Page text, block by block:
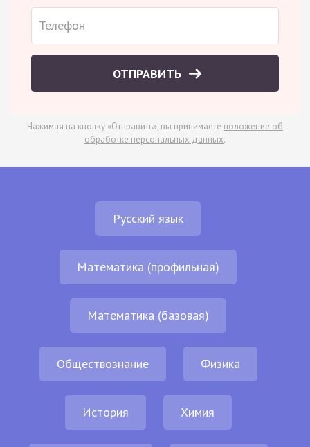
ОТПРАВИТЬ
Нажимая на кнопку «Отправить», вы принимаете положение об
обработке персональных данных.
Русский язык
Математика (профильная)
Математика (базовая)
Обществознание Физика
История Химия